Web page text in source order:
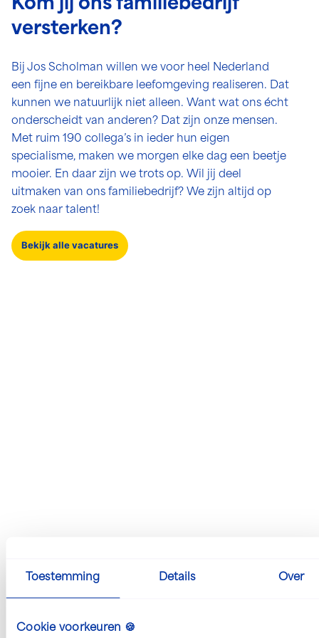
Toestemming Details Over
Cookie voorkeuren 🍪
Kom jij ons familiebedrijf
versterken?
Bij Jos Scholman willen we voor heel Nederland
een fijne en bereikbare leefomgeving realiseren. Dat
kunnen we natuurlijk niet alleen. Want wat ons écht
onderscheidt van anderen? Dat zijn onze mensen.
Met ruim 190 collega’s in ieder hun eigen
specialisme, maken we morgen elke dag een beetje
mooier. En daar zijn we trots op. Wil jij deel
uitmaken van ons familiebedrijf? We zijn altijd op
zoek naar talent!
Bekijk alle vacatures